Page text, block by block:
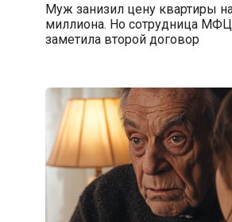
Муж занизил цену квартиры
миллиона. Но сотрудница
заметила второй договор